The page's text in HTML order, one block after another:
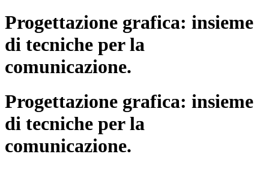
Progettazione grafica: insieme
di tecniche per la
comunicazione.
Progettazione grafica: insieme
di tecniche per la
comunicazione.